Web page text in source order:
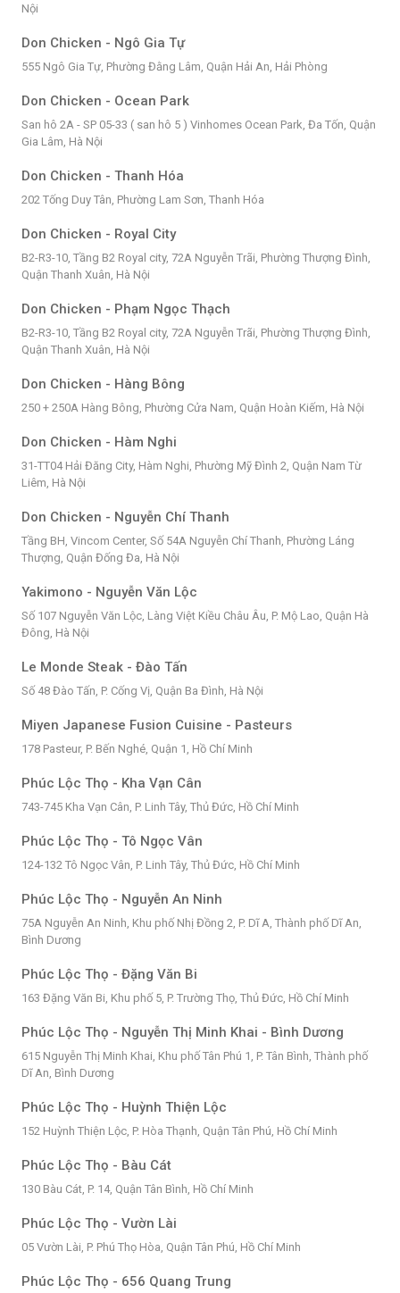
Nội
Don Chicken - Ngô Gia Tự
555 Ngô Gia Tự, Phường Đằng Lâm, Quận Hải An, Hải Phòng
Don Chicken - Ocean Park
San hô 2A - SP 05-33 ( san hô 5 ) Vinhomes Ocean Park, Đa Tốn, Quận
Gia Lâm, Hà Nội
Don Chicken - Thanh Hóa
202 Tống Duy Tân, Phường Lam Sơn, Thanh Hóa
Don Chicken - Royal City
B2-R3-10, Tầng B2 Royal city, 72A Nguyễn Trãi, Phường Thượng Đình,
Quận Thanh Xuân, Hà Nội
Don Chicken - Phạm Ngọc Thạch
B2-R3-10, Tầng B2 Royal city, 72A Nguyễn Trãi, Phường Thượng Đình,
Quận Thanh Xuân, Hà Nội
Don Chicken - Hàng Bông
250 + 250A Hàng Bông, Phường Cửa Nam, Quận Hoàn Kiếm, Hà Nội
Don Chicken - Hàm Nghi
31-TT04 Hải Đăng City, Hàm Nghi, Phường Mỹ Đình 2, Quận Nam Từ
Liêm, Hà Nội
Don Chicken - Nguyễn Chí Thanh
Tầng BH, Vincom Center, Số 54A Nguyễn Chí Thanh, Phường Láng
Thượng, Quận Đống Đa, Hà Nội
Yakimono - Nguyễn Văn Lộc
Số 107 Nguyễn Văn Lộc, Làng Việt Kiều Châu Âu, P. Mộ Lao, Quận Hà
Đông, Hà Nội
Le Monde Steak - Đào Tấn
Số 48 Đào Tấn, P. Cống Vị, Quận Ba Đình, Hà Nội
Miyen Japanese Fusion Cuisine - Pasteurs
178 Pasteur, P. Bến Nghé, Quận 1, Hồ Chí Minh
Phúc Lộc Thọ - Kha Vạn Cân
743-745 Kha Vạn Cân, P. Linh Tây, Thủ Đức, Hồ Chí Minh
Phúc Lộc Thọ - Tô Ngọc Vân
124-132 Tô Ngọc Vân, P. Linh Tây, Thủ Đức, Hồ Chí Minh
Phúc Lộc Thọ - Nguyễn An Ninh
75A Nguyễn An Ninh, Khu phố Nhị Đồng 2, P. Dĩ A, Thành phố Dĩ An,
Bình Dương
Phúc Lộc Thọ - Đặng Văn Bi
163 Đặng Văn Bi, Khu phố 5, P. Trường Thọ, Thủ Đức, Hồ Chí Minh
Phúc Lộc Thọ - Nguyễn Thị Minh Khai - Bình Dương
615 Nguyễn Thị Minh Khai, Khu phố Tân Phú 1, P. Tân Bình, Thành phố
Dĩ An, Bình Dương
Phúc Lộc Thọ - Huỳnh Thiện Lộc
152 Huỳnh Thiện Lộc, P. Hòa Thạnh, Quận Tân Phú, Hồ Chí Minh
Phúc Lộc Thọ - Bàu Cát
130 Bàu Cát, P. 14, Quận Tân Bình, Hồ Chí Minh
Phúc Lộc Thọ - Vườn Lài
05 Vườn Lài, P. Phú Thọ Hòa, Quận Tân Phú, Hồ Chí Minh
Phúc Lộc Thọ - 656 Quang Trung